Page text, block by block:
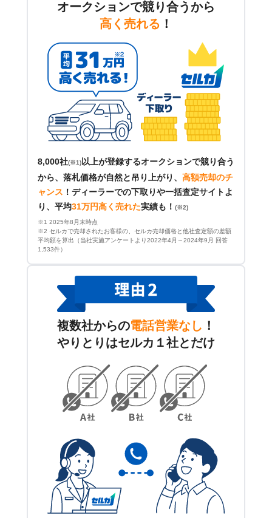
オークションで競り合うから
高く売れる ！
8,000社(※1)以上が登録するオークションで競り合う
から、落札価格が自然と吊り上がり、 高額売却のチ
ャンス ！ ディーラーでの下取りや一括査定サイトよ
り、平均31万円高く売れた実績も！ (※2)
※1 2025年8月末時点
※2 セルカで売却されたお客様の、セルカ売却価格と他社査定額の差額
平均額を算出（当社実施アンケートより2022年4月～2024年9月 回答
1,533件）
複数社からの電話営業なし ！
やりとりはセルカ１社とだけ